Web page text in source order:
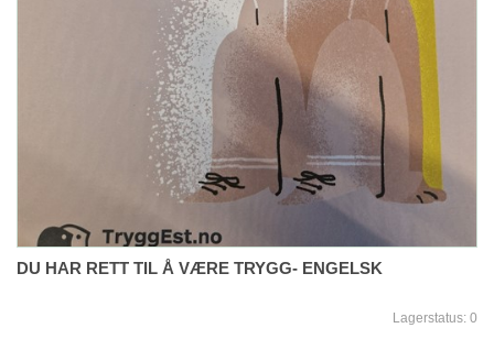
DU HAR RETT TIL Å VÆRE TRYGG- ENGELSK
Lagerstatus: 0